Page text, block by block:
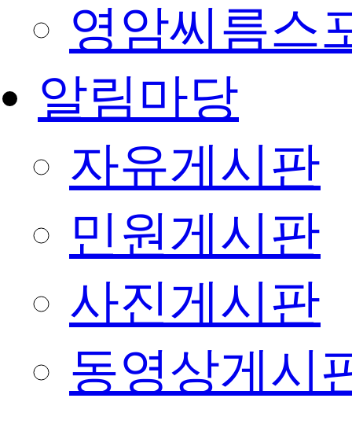
영암씨름스
알림마당
자유게시판
민원게시판
사진게시판
동영상게시